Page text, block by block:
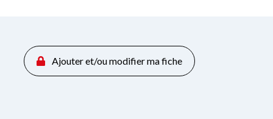
Ajouter et/ou modifier ma fiche